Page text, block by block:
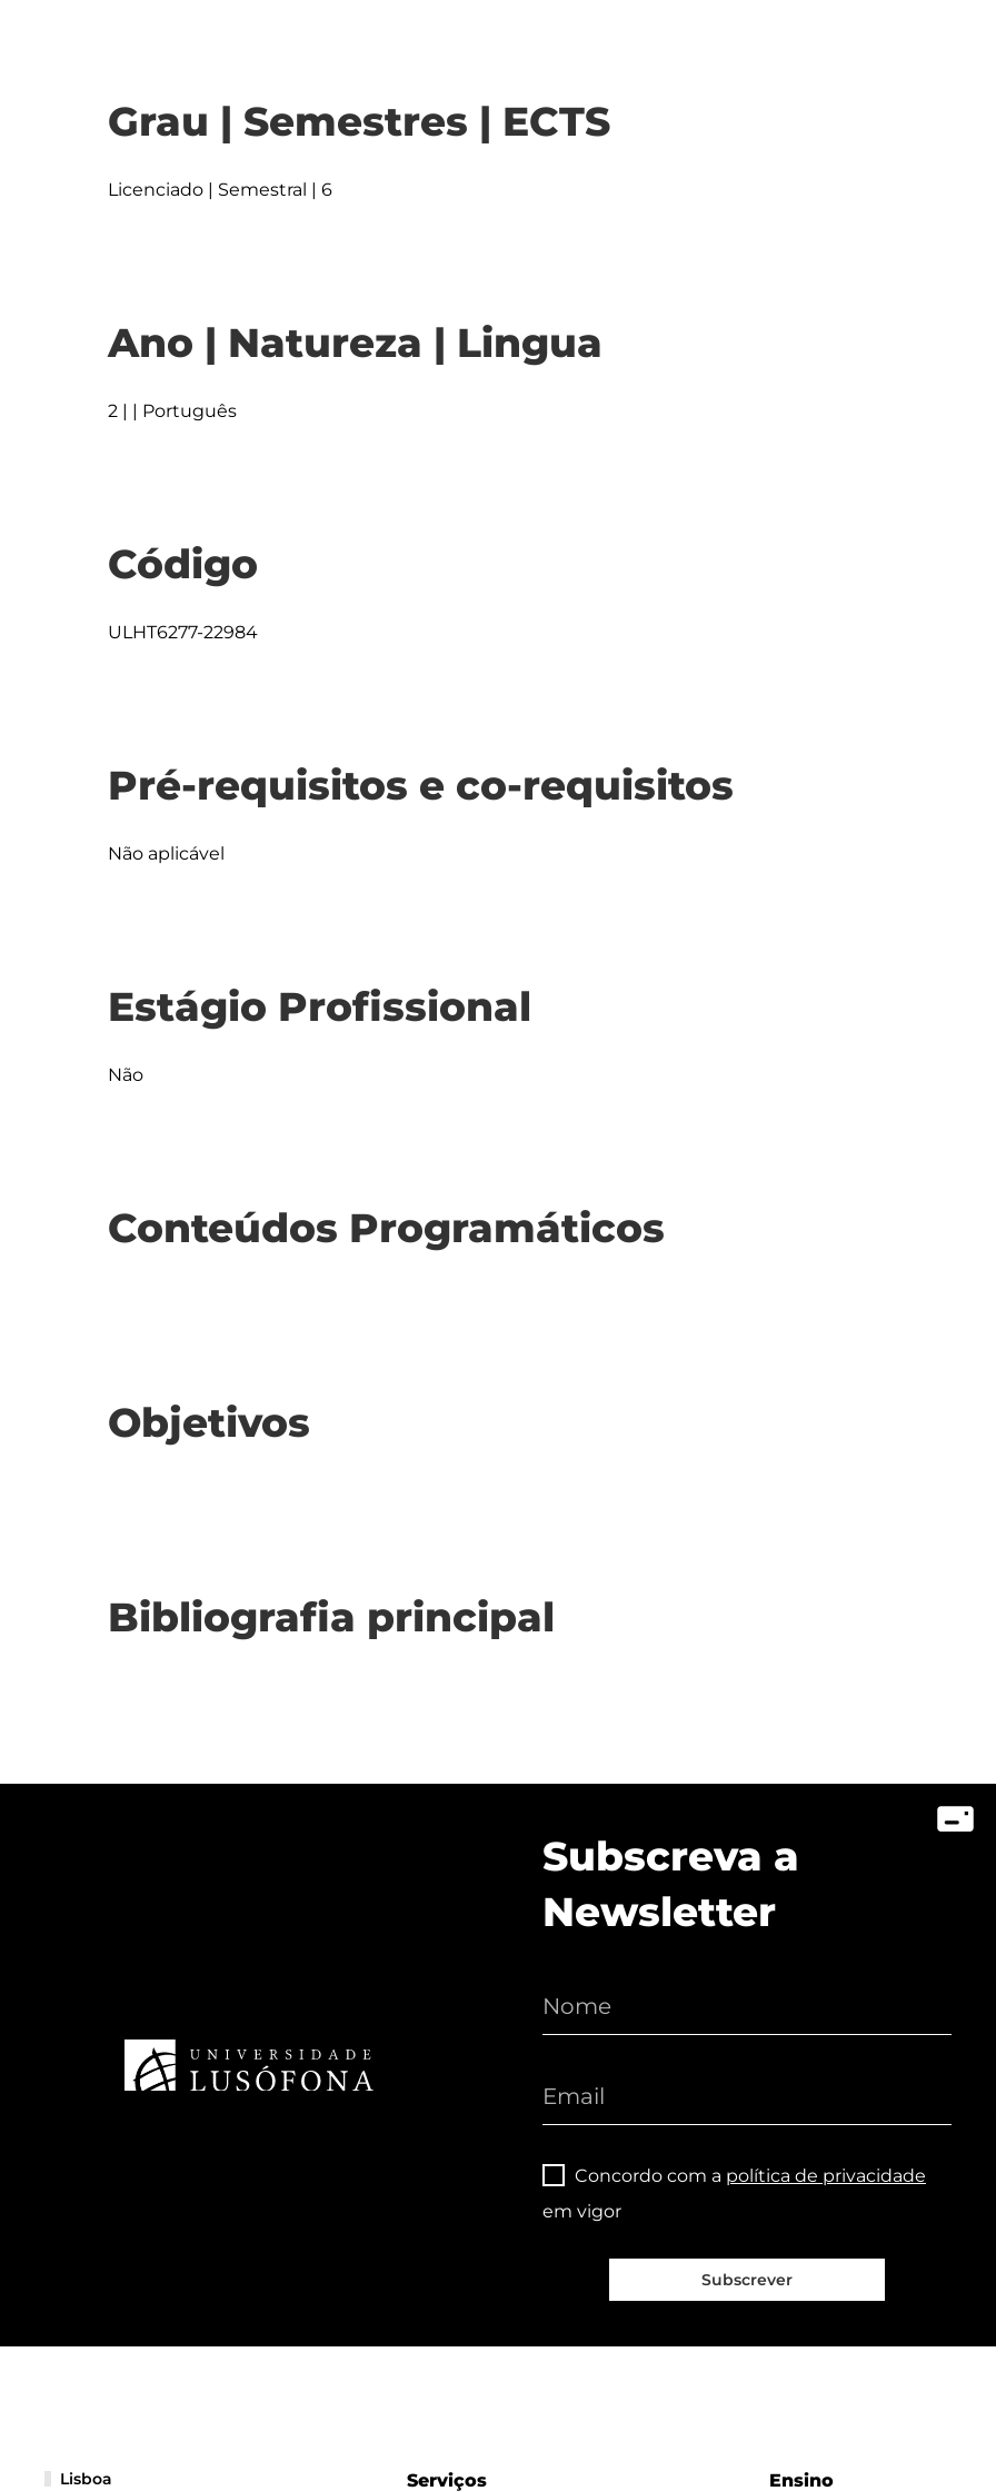
Grau | Semestres | ECTS
Licenciado | Semestral | 6
Ano | Natureza | Lingua
2 | | Português
Código
ULHT6277-22984
Pré-requisitos e co-requisitos
Não aplicável
Estágio Profissional
Não
Conteúdos Programáticos
Objetivos
Bibliografia principal
Subscreva a
Newsletter
Concordo com a política de privacidade
em vigor
Subscrever
Serviços Ensino
Lisboa